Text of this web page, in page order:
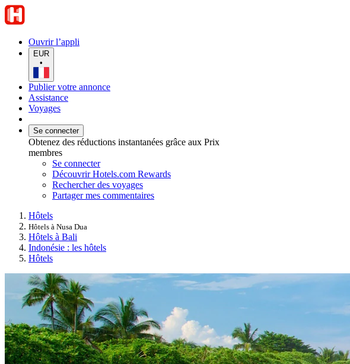
Ouvrir l’appli
EUR
•
Publier votre annonce
Assistance
Voyages
Se connecter
Obtenez des réductions instantanées grâce aux Prix
membres
Se connecter
Découvrir Hotels.com Rewards
Rechercher des voyages
Partager mes commentaires
Hôtels
Hôtels à Nusa Dua
Hôtels à Bali
Indonésie : les hôtels
Hôtels